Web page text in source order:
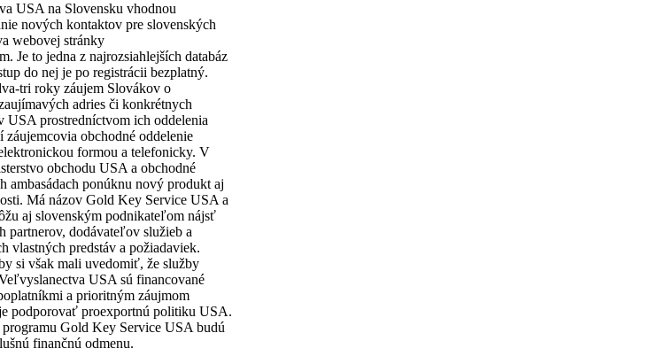
USA na Slovensku vhodnou
nových kontaktov pre slovenských
webovej stránky
Je to jedna z najrozsiahlejších databáz
do nej je po registrácii bezplatný.
tri roky záujem Slovákov o
adries či konkrétnych
USA prostredníctvom ich oddelenia
záujemcovia obchodné oddelenie
formou a telefonicky. V
obchodu USA a obchodné
ambasádach ponúknu nový produkt aj
Má názov Gold Key Service USA a
aj slovenským podnikateľom nájsť
partnerov, dodávateľov služieb a
vlastných predstáv a požiadaviek.
si však mali uvedomiť, že služby
USA sú financované
a prioritným záujmom
podporovať proexportnú politiku USA.
Gold Key Service USA budú
finančnú odmenu.